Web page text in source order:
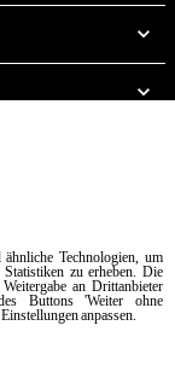
Imp. Padova n °
€ iv - P.IVA / CF
Technologien, um
zu erheben. Die
an Drittanbieter
Buttons 'Weiter ohne
anpassen.